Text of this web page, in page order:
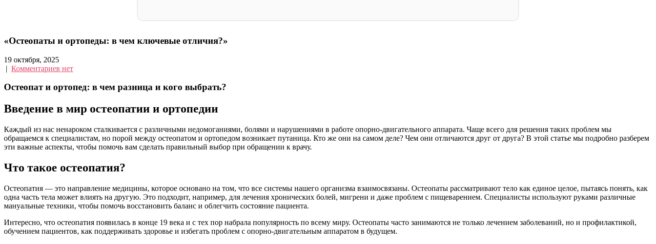
«Остеопаты и ортопеды: в чем ключевые отличия?»
19 октября, 2025
| Комментариев нет
Остеопат и ортопед: в чем разница и кого выбрать?
Введение в мир остеопатии и ортопедии
Каждый из нас ненароком сталкивается с различными недомоганиями, болями и нарушениями в работе опорно-двигательного аппарата. Чаще всего для решения таких проблем мы
обращаемся к специалистам, но порой между остеопатом и ортопедом возникает путаница. Кто же они на самом деле? Чем они отличаются друг от друга? В этой статье мы подробно разберем
эти важные аспекты, чтобы помочь вам сделать правильный выбор при обращении к врачу.
Что такое остеопатия?
Остеопатия — это направление медицины, которое основано на том, что все системы нашего организма взаимосвязаны. Остеопаты рассматривают тело как единое целое, пытаясь понять, как
одна часть тела может влиять на другую. Это подходит, например, для лечения хронических болей, мигрени и даже проблем с пищеварением. Специалисты используют руками различные
мануальные техники, чтобы помочь восстановить баланс и облегчить состояние пациента.
Интересно, что остеопатия появилась в конце 19 века и с тех пор набрала популярность по всему миру. Остеопаты часто занимаются не только лечением заболеваний, но и профилактикой,
обучением пациентов, как поддерживать здоровье и избегать проблем с опорно-двигательным аппаратом в будущем.